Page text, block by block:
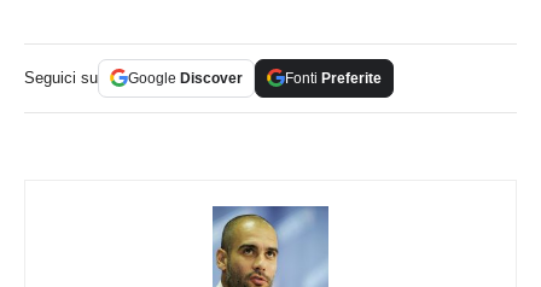
Seguici su Google Discover Fonti Preferite